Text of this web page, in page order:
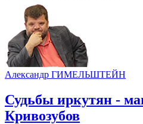
Александр ГИМЕЛЬШТЕЙН
Судьбы иркутян -
Кривозубов